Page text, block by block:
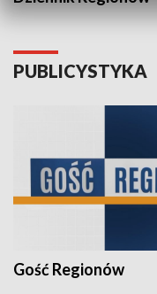
PUBLICYSTYKA
Gość Regionów